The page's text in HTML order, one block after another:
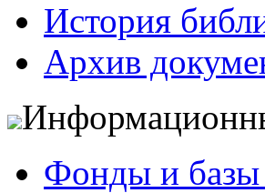
История
Архив
Фонды и